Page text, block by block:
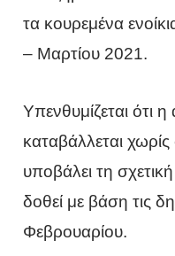
τα κουρεμένα
– Μαρτίου 2021.
Υπενθυμίζεται ότι
καταβάλλεται χωρίς
υποβάλει τη
δοθεί με βάση τις
Φεβρουαρίου.